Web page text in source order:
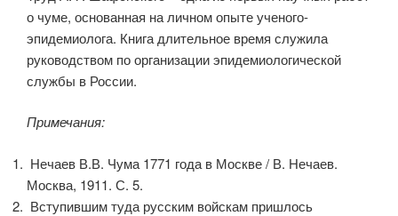
о чуме, основанная на личном опыте ученого-
эпидемиолога. Книга длительное время служила
руководством по организации эпидемиологической
службы в России.
Примечания:
Нечаев В.В. Чума 1771 года в Москве / В. Нечаев.
Москва, 1911. С. 5.
Вступившим туда русским войскам пришлось